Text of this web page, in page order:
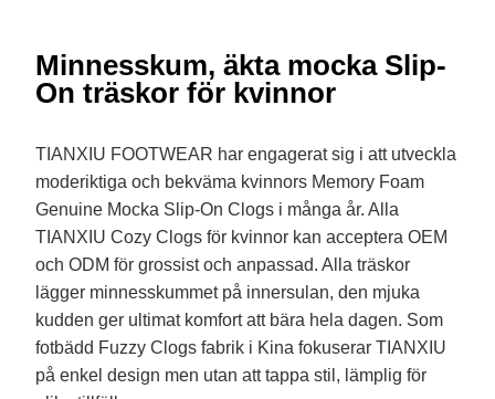
Minnesskum, äkta mocka Slip-
On träskor för kvinnor
TIANXIU FOOTWEAR har engagerat sig i att utveckla
moderiktiga och bekväma kvinnors Memory Foam
Genuine Mocka Slip-On Clogs i många år. Alla
TIANXIU Cozy Clogs för kvinnor kan acceptera OEM
och ODM för grossist och anpassad. Alla träskor
lägger minnesskummet på innersulan, den mjuka
kudden ger ultimat komfort att bära hela dagen. Som
fotbädd Fuzzy Clogs fabrik i Kina fokuserar TIANXIU
på enkel design men utan att tappa stil, lämplig för